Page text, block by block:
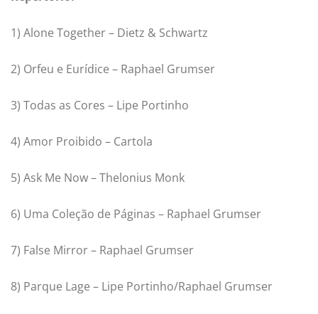
1) Alone Together – Dietz & Schwartz
2) Orfeu e Eurídice – Raphael Grumser
3) Todas as Cores – Lipe Portinho
4) Amor Proibido – Cartola
5) Ask Me Now – Thelonius Monk
6) Uma Coleção de Páginas – Raphael Grumser
7) False Mirror – Raphael Grumser
8) Parque Lage – Lipe Portinho/Raphael Grumser